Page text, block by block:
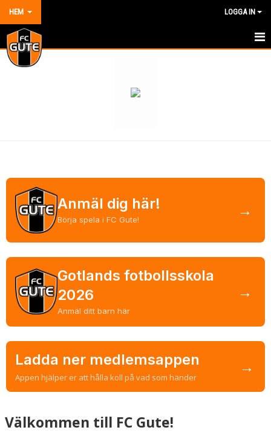
HEM LOGGA IN
HEM
DOKUMENT
VÅRA LAG/TRÄNARE
MATCHER
BILDGALLERI
Anmäl dig här!
Börja spela i FC Gute! →
Gotlands fotbollsskola
2026
Anmäl ditt barn här
→
Ladda ner medlemsappen
Appen hjälper er att hålla koll på vad som händer
→
Välkommen till FC Gute!